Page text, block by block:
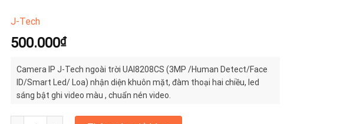
J-Tech
500.000₫
Camera IP J-Tech ngoài trời UAI8208CS (3MP /Human Detect/Face
ID/Smart Led/ Loa) nhận diện khuôn mặt, đàm thoại hai chiều, led
sáng bật ghi video màu , chuẩn nén video.
Camera IP J-Tech ngoài trời UAI8208CS (3MP /Human Detect/Face ID/Smart Led/